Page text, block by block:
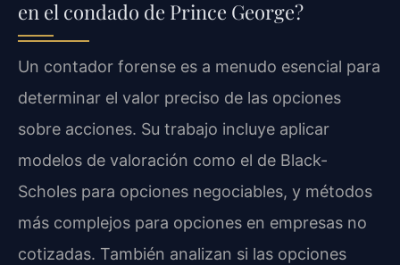
en el condado de Prince George?
Un contador forense es a menudo esencial para
determinar el valor preciso de las opciones
sobre acciones. Su trabajo incluye aplicar
modelos de valoración como el de Black-
Scholes para opciones negociables, y métodos
más complejos para opciones en empresas no
cotizadas. También analizan si las opciones